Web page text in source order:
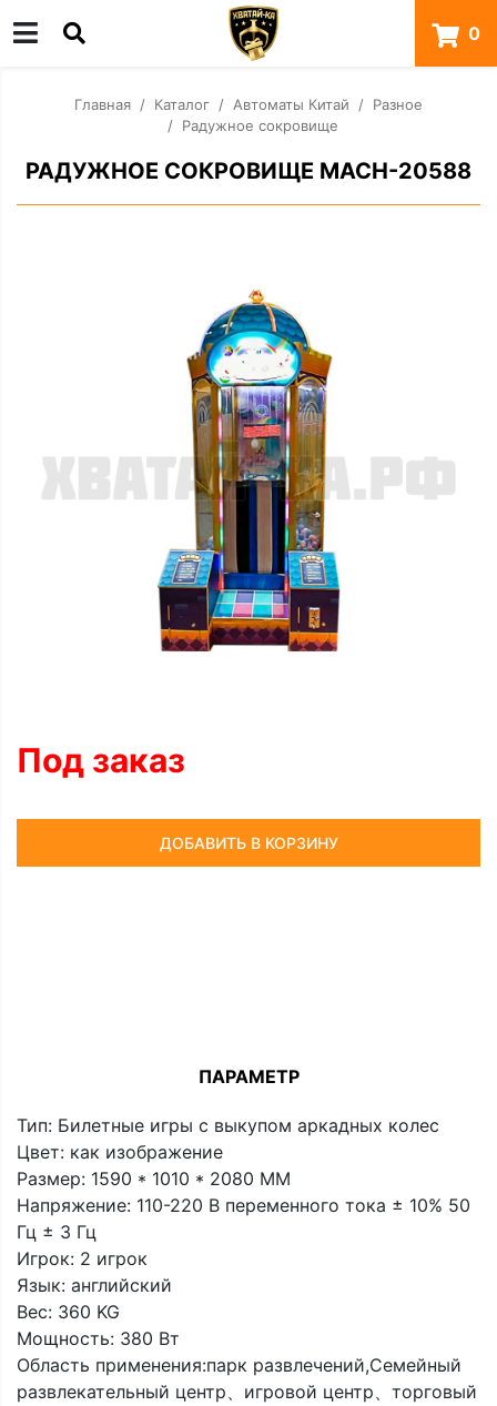
0
Главная Каталог Автоматы Китай
Разное
Радужное сокровище
РАДУЖНОЕ СОКРОВИЩЕ MACH-20588
Под заказ
ДОБАВИТЬ В КОРЗИНУ
ПАРАМЕТР
Тип: Билетные игры с выкупом аркадных колес
Цвет: как изображение
Размер: 1590 * 1010 * 2080 MM
Напряжение: 110-220 В переменного тока ± 10% 50
Гц ± 3 Гц
Игрок: 2 игрок
Язык: английский
Вес: 360 KG
Мощность: 380 Вт
Область применения:парк развлечений,Семейный
развлекательный центр、игровой центр、торговый